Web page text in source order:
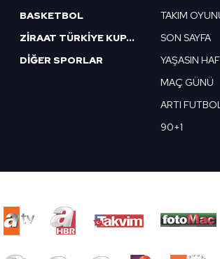
BASKETBOL
ZİRAAT TÜRKİYE KUPASI
DİĞER SPORLAR
TAKIM
SON SAYFA
YAŞASIN
MAÇ GÜNÜ
ARTI
90+1